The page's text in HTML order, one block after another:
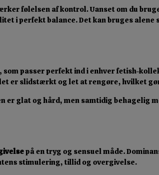
følelsen af kontrol. Uanset om du
i perfekt balance. Det kan bruges
, som passer perfekt ind i enhver fetish-
er slidstærkt og let at rengøre, hvilket
glat og hård, men samtidig behagelig
på en tryg og sensuel måde.
stimulering, tillid og overgivelse.